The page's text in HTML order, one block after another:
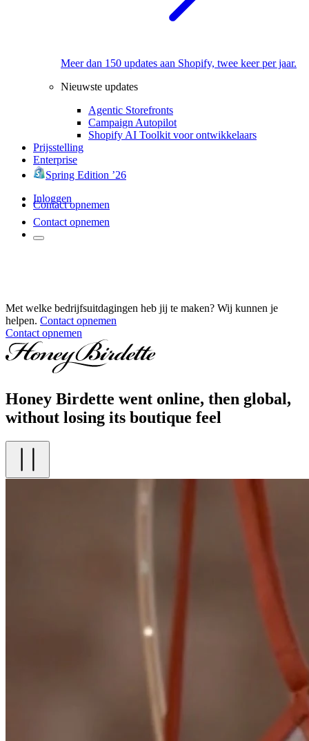
Meer dan 150 updates aan Shopify, twee keer per jaar.
Nieuwste updates
Agentic Storefronts
Campaign Autopilot
Shopify AI Toolkit voor ontwikkelaars
Prijsstelling
Enterprise
Spring Edition ’26
Inloggen
Contact opnemen
Contact opnemen
Met welke bedrijfsuitdagingen heb jij te maken? Wij kunnen je
helpen. Contact opnemen
Contact opnemen
Honey Birdette went online, then global,
without losing its boutique feel